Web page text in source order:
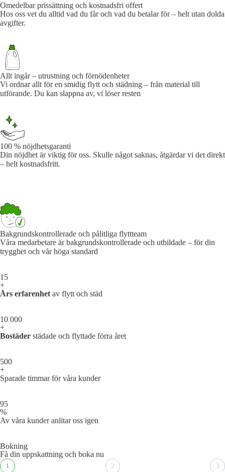
Omedelbar prissättning och kostnadsfri offert
Hos oss vet du alltid vad du får och vad du betalar för – helt utan dolda
avgifter.
Allt ingår – utrustning och förnödenheter
Vi ordnar allt för en smidig flytt och städning – från material till
utförande. Du kan slappna av, vi löser resten
100 % nöjdhetsgaranti
Din nöjdhet är viktig för oss. Skulle något saknas, åtgärdar vi det direkt
– helt kostnadsfritt.
Bakgrundskontrollerade och pålitliga flyttteam
Våra medarbetare är bakgrundskontrollerade och utbildade – för din
trygghet och vår höga standard
15
+
Års erfarenhet av flytt och städ
10 000
+
Bostäder städade och flyttade förra året
500
+
Sparade timmar för våra kunder
95
%
Av våra kunder anlitar oss igen
Bokning
Få din uppskattning och boka nu
1 2 3